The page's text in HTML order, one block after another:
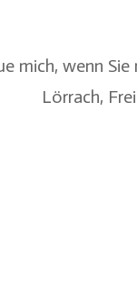
mich, wenn
Lörrach,